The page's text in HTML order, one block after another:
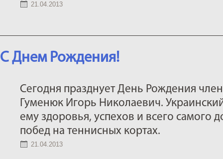
21.04.2013
С Днем Рождения!
Сегодня празднует День Рождения
Гуменюк Игорь Николаевич.
ему здоровья, успехов и всего самого
побед на теннисных кортах.
21.04.2013